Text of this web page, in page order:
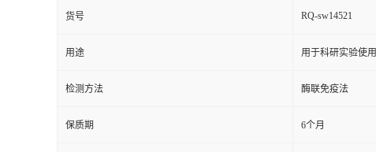
货号 RQ-sw14521
用途 用于科研实验使用
检测方法 酶联免疫法
保质期 6个月